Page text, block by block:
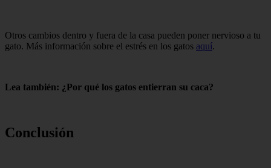
Otros cambios dentro y fuera de la casa pueden poner nervioso a tu
gato. Más información sobre el estrés en los gatos aquí.
Lea también: ¿Por qué los gatos entierran su caca?
Conclusión